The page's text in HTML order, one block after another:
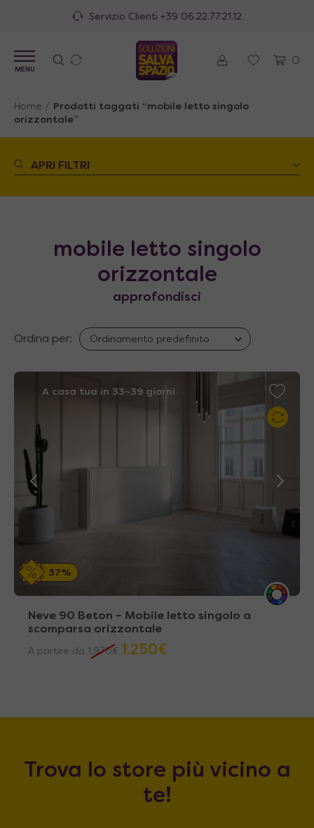
Servizio Clienti +39 06.22.77.21.12
0
MENU
Home /
Prodotti taggati “mobile letto singolo
orizzontale”
APRI FILTRI
mobile letto singolo
orizzontale
approfondisci
Ordina per:
A casa tua in 33~39 giorni
37%
Neve 90 Beton – Mobile letto singolo a
scomparsa orizzontale
A partire da 1.970€ 1.250€
Trova lo store più vicino a
te!